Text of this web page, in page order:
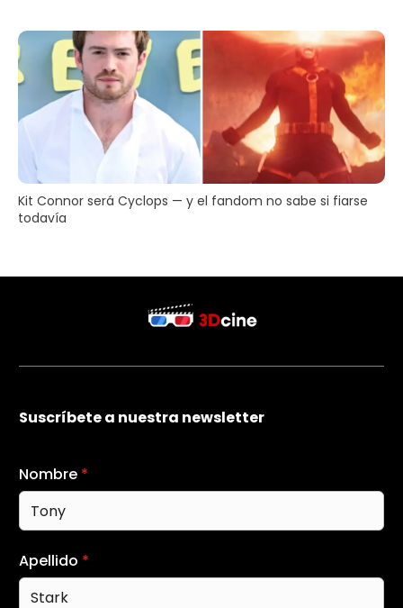
Kit Connor será Cyclops — y el fandom no sabe si fiarse
todavía
Suscríbete a nuestra newsletter
Nombre *
Apellido *